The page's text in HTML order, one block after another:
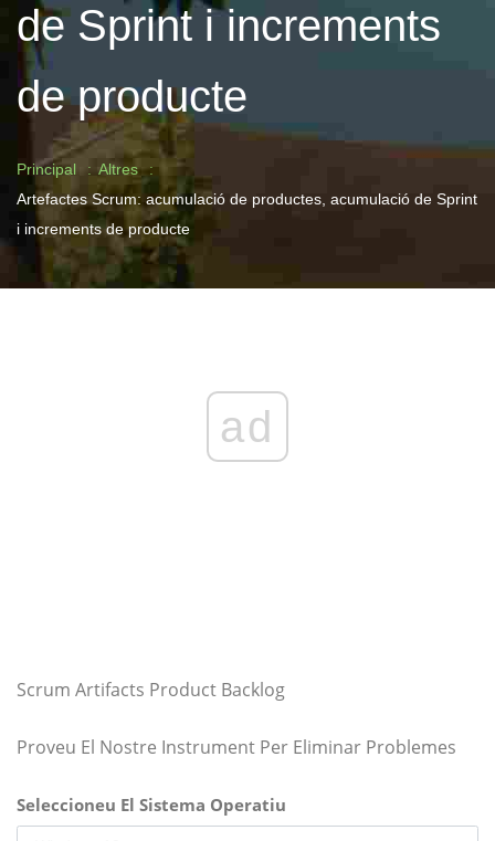
de Sprint i increments
de producte
Principal
Altres
Artefactes Scrum: acumulació de productes, acumulació de Sprint
i increments de producte
ad
Scrum Artifacts Product Backlog
Proveu El Nostre Instrument Per Eliminar Problemes
Seleccioneu El Sistema Operatiu